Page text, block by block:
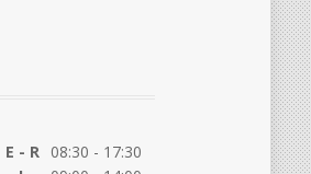
E - R 08:30 - 17:30